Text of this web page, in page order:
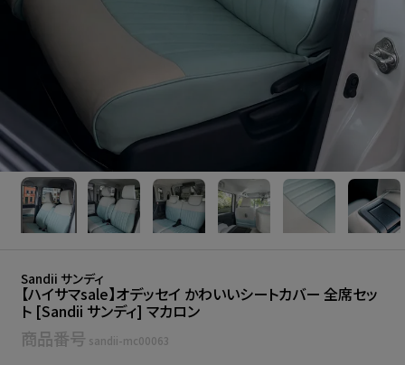
Sandii サンディ
【ハイサマsale】オデッセイ かわいいシートカバー 全席セッ
ト [Sandii サンディ] マカロン
商品番号 sandii-mc00063